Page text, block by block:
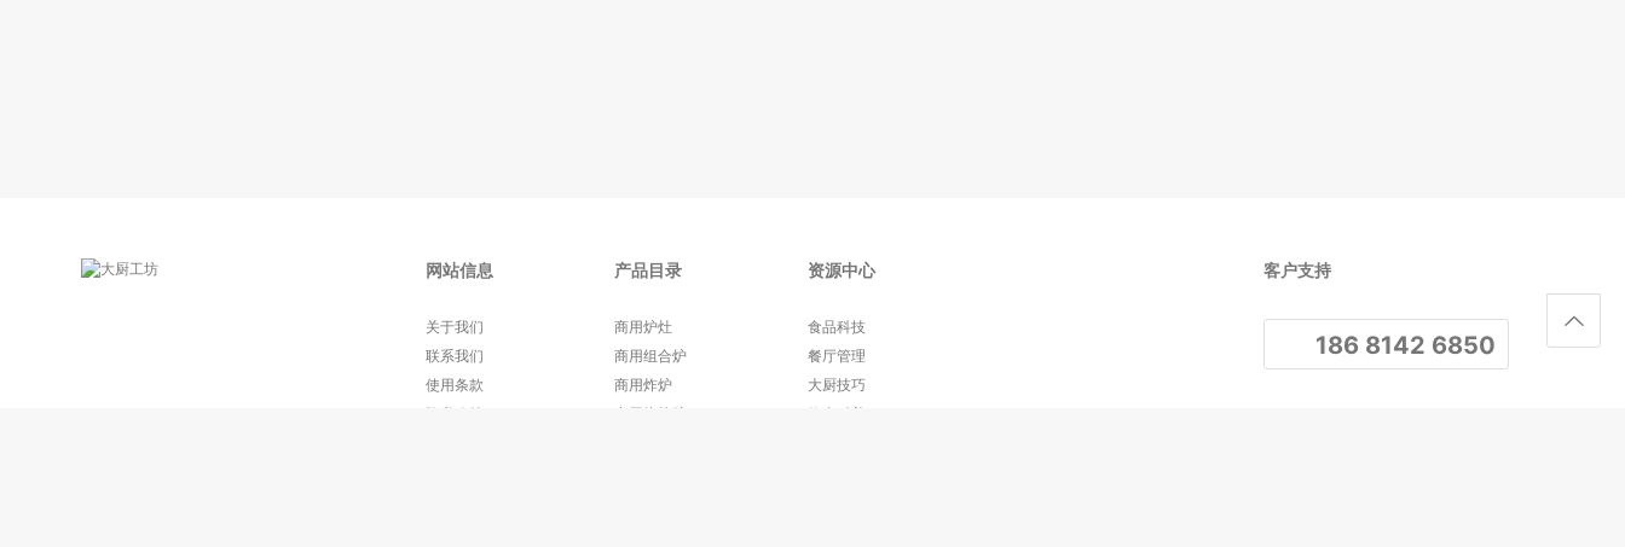
网站信息
关于我们
联系我们
使用条款
隐私政策
产品目录
商用炉灶
商用组合炉
商用炸炉
商用烧烤炉
资源中心
食品科技
餐厅管理
大厨技巧
饮食科普
客户支持
186 8142 6850